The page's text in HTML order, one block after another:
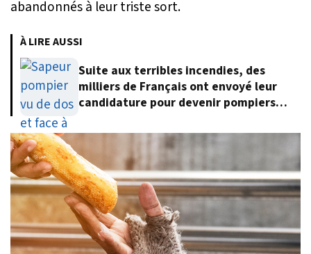
abandonnés à leur triste sort.
À LIRE AUSSI
Suite aux terribles incendies, des
milliers de Français ont envoyé leur
candidature pour devenir pompiers